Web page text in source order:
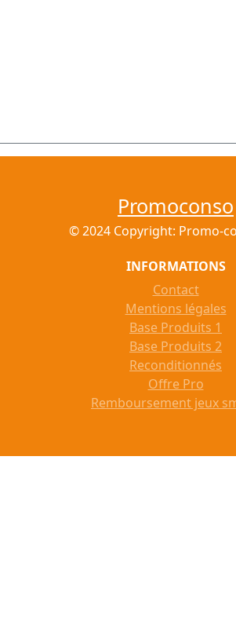
Promoconso
© 2024 Copyright: Promo-
INFORMATIONS
Contact
Mentions légales
Base Produits 1
Base Produits 2
Reconditionnés
Offre Pro
Remboursement jeux